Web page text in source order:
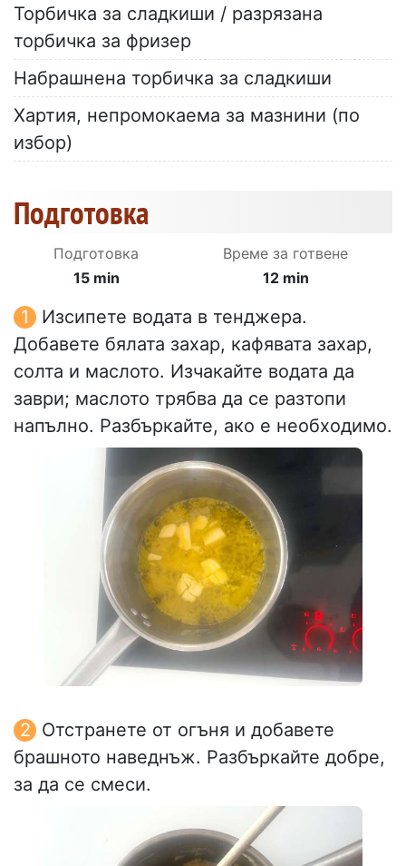
Торбичка за сладкиши / разрязана
торбичка за фризер
Набрашнена торбичка за сладкиши
Хартия, непромокаема за мазнини (по
избор)
Подготовка
Подготовка
15 min
Време за готвене
12 min
Изсипете водата в тенджера.
Добавете бялата захар, кафявата захар,
солта и маслото. Изчакайте водата да
заври; маслото трябва да се разтопи
напълно. Разбъркайте, ако е необходимо.
Отстранете от огъня и добавете
брашното наведнъж. Разбъркайте добре,
за да се смеси.